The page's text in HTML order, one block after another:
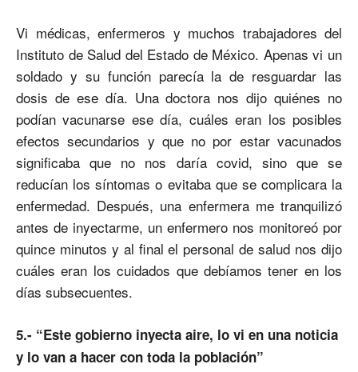
Vi médicas, enfermeros y muchos trabajadores del
Instituto de Salud del Estado de México. Apenas vi un
soldado y su función parecía la de resguardar las
dosis de ese día. Una doctora nos dijo quiénes no
podían vacunarse ese día, cuáles eran los posibles
efectos secundarios y que no por estar vacunados
significaba que no nos daría covid, sino que se
reducían los síntomas o evitaba que se complicara la
enfermedad. Después, una enfermera me tranquilizó
antes de inyectarme, un enfermero nos monitoreó por
quince minutos y al final el personal de salud nos dijo
cuáles eran los cuidados que debíamos tener en los
días subsecuentes.
5.- “Este gobierno inyecta aire, lo vi en una noticia
y lo van a hacer con toda la población”